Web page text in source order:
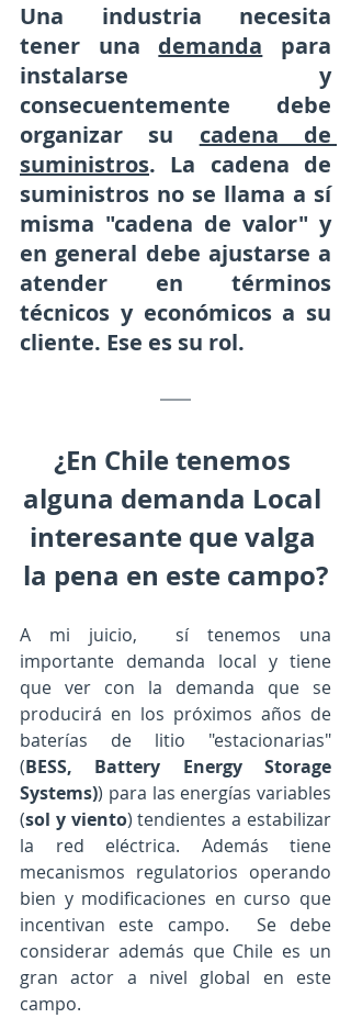
Una industria necesita
tener una demanda para
instalarse y
consecuentemente debe
organizar su cadena de
suministros. La cadena de
suministros no se llama a sí
misma "cadena de valor" y
en general debe ajustarse a
atender en términos
técnicos y económicos a su
cliente. Ese es su rol.
¿En Chile tenemos
alguna demanda Local
interesante que valga
la pena en este campo?
A mi juicio,  sí tenemos una
importante demanda local y tiene
que ver con la demanda que se
producirá en los próximos años de
baterías de litio "estacionarias"
(BESS, Battery Energy Storage
Systems)) para las energías variables
(sol y viento) tendientes a estabilizar
la red eléctrica. Además tiene
mecanismos regulatorios operando
bien y modificaciones en curso que
incentivan este campo.  Se debe
considerar además que Chile es un
gran actor a nivel global en este
campo.